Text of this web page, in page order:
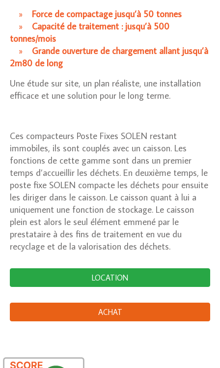
Force de compactage jusqu’à 50 tonnes
Capacité de traitement : jusqu’à 500
tonnes/mois
Grande ouverture de chargement allant jusqu’à
2m80 de long
Une étude sur site, un plan réaliste, une installation
efficace et une solution pour le long terme.
Ces compacteurs Poste Fixes SOLEN restant
immobiles, ils sont couplés avec un caisson. Les
fonctions de cette gamme sont dans un premier
temps d’accueillir les déchets. En deuxième temps, le
poste fixe SOLEN compacte les déchets pour ensuite
les diriger dans le caisson. Le caisson quant à lui a
uniquement une fonction de stockage. Le caisson
plein est alors le seul élément emmené par le
prestataire à des fins de traitement en vue du
recyclage et de la valorisation des déchets.